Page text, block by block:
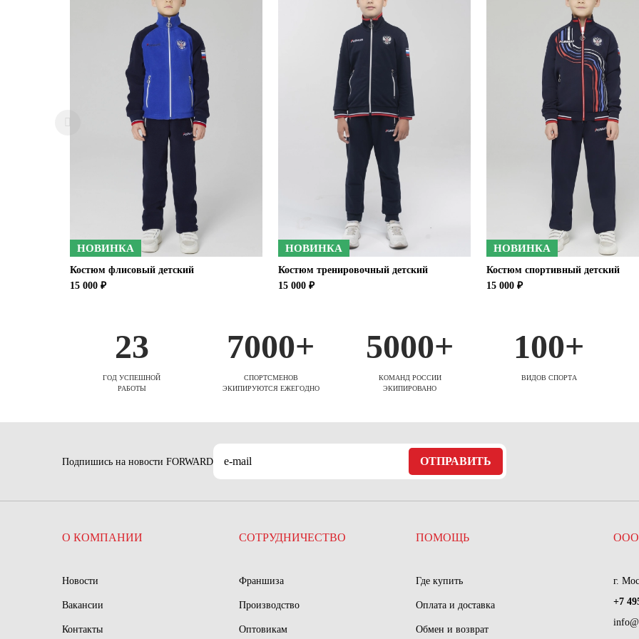
НОВИНКА
Костюм флисовый детский
15 000 ₽
НОВИНКА
Костюм тренировочный детский
15 000 ₽
НОВИНКА
Костюм спортивный детский
15 000 ₽
23
ГОД УСПЕШНОЙ
РАБОТЫ
7000+
СПОРТСМЕНОВ
ЭКИПИРУЮТСЯ ЕЖЕГОДНО
5000+
КОМАНД РОССИИ
ЭКИПИРОВАНО
100+
ВИДОВ СПОРТА
Подпишись на новости FORWARD ОТПРАВИТЬ
О КОМПАНИИ
Новости
Вакансии
Контакты
СОТРУДНИЧЕСТВО
Франшиза
Производство
Оптовикам
ПОМОЩЬ
Где купить
Оплата и доставка
Обмен и возврат
ООО
г.
+7